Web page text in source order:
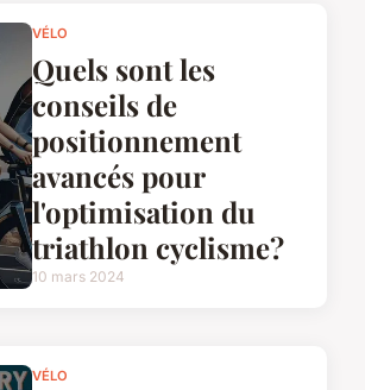
VÉLO
Quels sont les
conseils de
positionnement
avancés pour
l'optimisation du
triathlon cyclisme?
10 mars 2024
VÉLO